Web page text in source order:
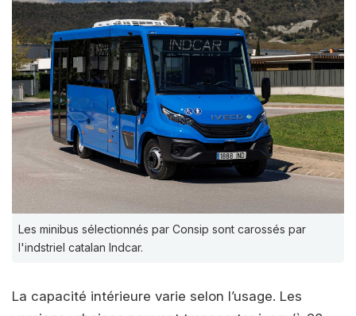
Les minibus sélectionnés par Consip sont carossés par
l'indstriel catalan Indcar.
La capacité intérieure varie selon l’usage. Les